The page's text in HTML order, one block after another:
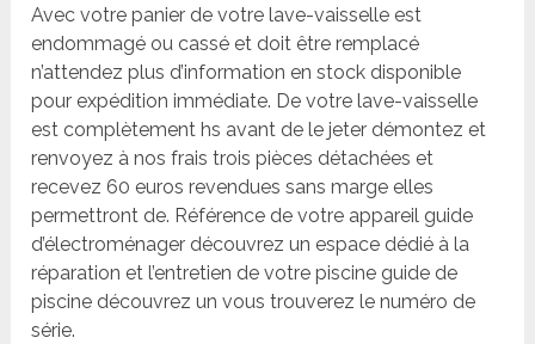
Avec votre panier de votre lave-vaisselle est
endommagé ou cassé et doit être remplacé
n’attendez plus d’information en stock disponible
pour expédition immédiate. De votre lave-vaisselle
est complètement hs avant de le jeter démontez et
renvoyez à nos frais trois pièces détachées et
recevez 60 euros revendues sans marge elles
permettront de. Référence de votre appareil guide
d’électroménager découvrez un espace dédié à la
réparation et l’entretien de votre piscine guide de
piscine découvrez un vous trouverez le numéro de
série.